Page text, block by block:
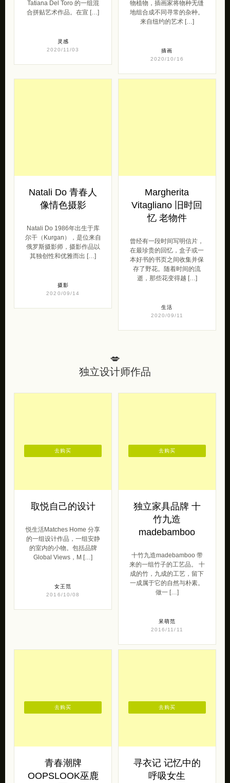
Tatiana Del Toro 的一组混
合拼贴艺术作品。在宣 […]
灵感
2020/11/03
物植物，插画家将物种无缝
地组合成不同寻常的杂种。
来自纽约的艺术 […]
插画
2020/10/16
Natali Do 青春人
像情色摄影
Natali Do 1986年出生于库
尔干（Kurgan），是位来自
俄罗斯摄影师，摄影作品以
其独创性和优雅而出 […]
摄影
2020/09/14
Margherita
Vitagliano 旧时回
忆 老物件
曾经有一段时间写明信片，
在最珍贵的回忆，盒子或一
本好书的书页之间收集并保
存了野花。随着时间的流
逝，那些花变得越 […]
生活
2020/09/11
💋
独立设计师作品
取悦自己的设计
悦生活Matches Home 分享
的一组设计作品，一组安静
的室内的小物。包括品牌
Global Views，M […]
女王范
2016/10/08
去购买
独立家具品牌 十
竹九造
madebamboo
十竹九造madebamboo 带
来的一组竹子的工艺品。 十
成的竹，九成的工艺，留下
一成属于它的自然与朴素。
做一 […]
呆萌范
2016/11/11
去购买
青春潮牌
OOPSLOOK巫鹿
去购买
寻衣记 记忆中的
呼吸女生
去购买